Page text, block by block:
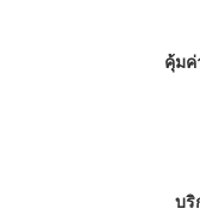
คุ้มค่
บริ